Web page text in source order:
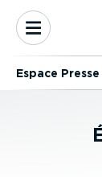
Espace Presse